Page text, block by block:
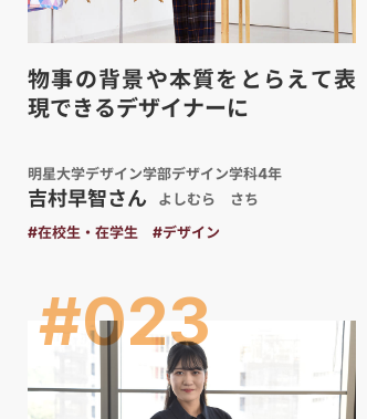
物事の背景や本質をとらえて表
現できるデザイナーに
明星大学デザイン学部デザイン学科4年
吉村早智さん よしむら さち
#在校生・在学生 #デザイン
#023